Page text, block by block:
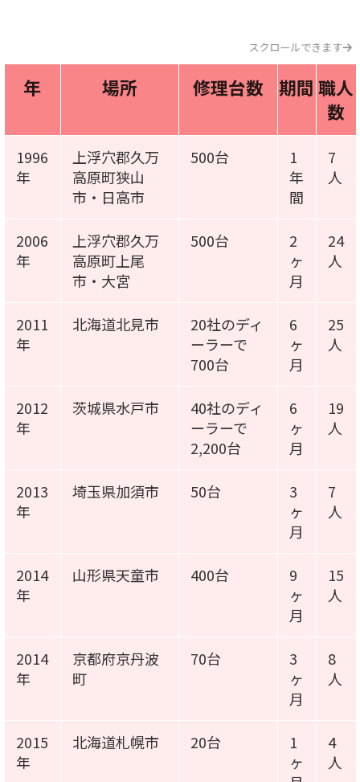
スクロールできます
年 場所 修理台数 期間 職人
数
1996
年
上浮穴郡久万
高原町狭山
市・日高市
500台
1
年
間
7
人
2006
年
上浮穴郡久万
高原町上尾
市・大宮
500台
2
ヶ
月
24
人
2011
年
北海道北見市
20社のディ
ーラーで
700台
6
ヶ
月
25
人
2012
年
茨城県水戸市
40社のディ
ーラーで
2,200台
6
ヶ
月
19
人
2013
年
埼玉県加須市 50台
3
ヶ
月
7
人
2014
年
山形県天童市 400台
9
ヶ
月
15
人
2014
年
京都府京丹波
町
70台
3
ヶ
月
8
人
2015
年
北海道札幌市 20台
1
ヶ
4
人